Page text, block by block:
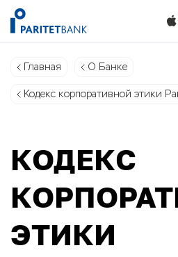
Главная О Банке
Кодекс корпоративной этики
КОДЕКС
ЭТИКИ